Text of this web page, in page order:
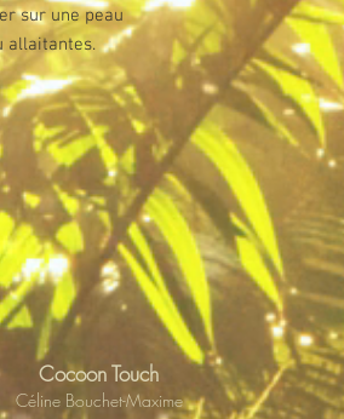
sur une peau
allaitantes.
Cocoon Touch
Céline Bouchet-Maxime